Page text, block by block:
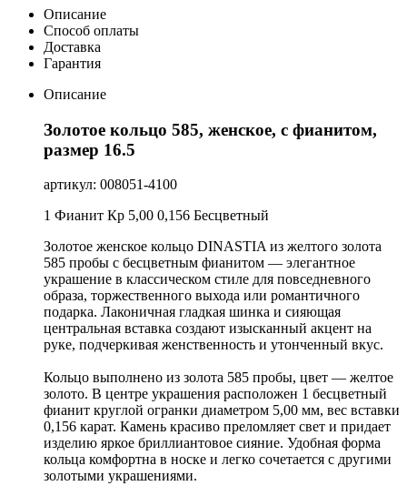
Описание
Способ оплаты
Доставка
Гарантия
Описание
Золотое кольцо 585, женское, с фианитом,
размер 16.5
артикул: 008051-4100
1 Фианит Кр 5,00 0,156 Бесцветный
Золотое женское кольцо DINASTIA из желтого золота
585 пробы с бесцветным фианитом — элегантное
украшение в классическом стиле для повседневного
образа, торжественного выхода или романтичного
подарка. Лаконичная гладкая шинка и сияющая
центральная вставка создают изысканный акцент на
руке, подчеркивая женственность и утонченный вкус.
Кольцо выполнено из золота 585 пробы, цвет — желтое
золото. В центре украшения расположен 1 бесцветный
фианит круглой огранки диаметром 5,00 мм, вес вставки
0,156 карат. Камень красиво преломляет свет и придает
изделию яркое бриллиантовое сияние. Удобная форма
кольца комфортна в носке и легко сочетается с другими
золотыми украшениями.